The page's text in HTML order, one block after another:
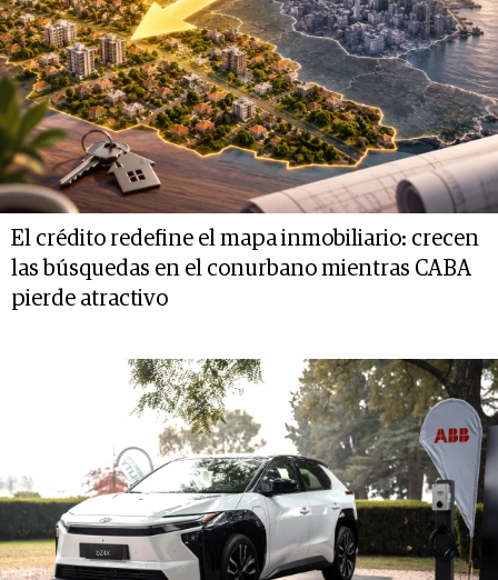
El crédito redefine el mapa inmobiliario: crecen
las búsquedas en el conurbano mientras CABA
pierde atractivo